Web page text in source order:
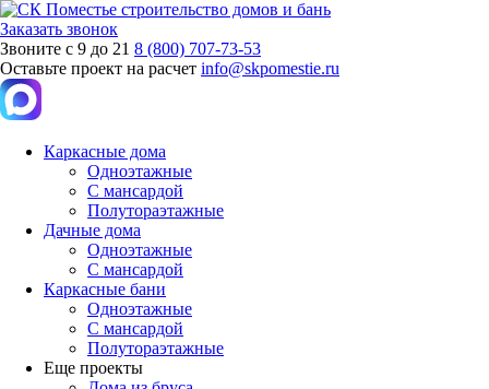
Заказать звонок
Звоните с 9 до 21 8 (800) 707-73-53
Оставьте проект на расчет info@skpomestie.ru
Каркасные дома
Одноэтажные
С мансардой
Полутораэтажные
Дачные дома
Одноэтажные
С мансардой
Каркасные бани
Одноэтажные
С мансардой
Полутораэтажные
Еще проекты